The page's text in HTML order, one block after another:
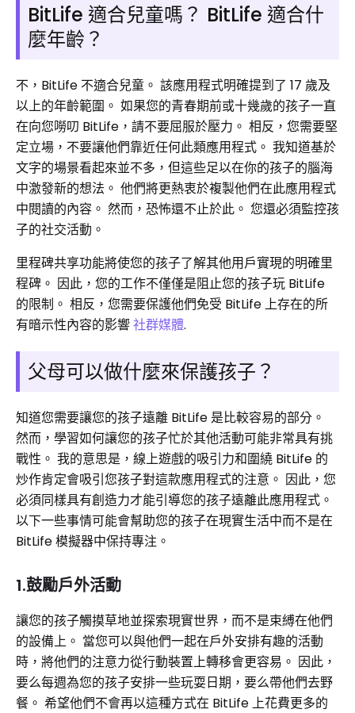
BitLife 適合兒童嗎？ BitLife 適合什
麼年齡？
不，BitLife 不適合兒童。 該應用程式明確提到了 17 歲及
以上的年齡範圍。 如果您的青春期前或十幾歲的孩子一直
在向您嘮叨 BitLife，請不要屈服於壓力。 相反，您需要堅
定立場，不要讓他們靠近任何此類應用程式。 我知道基於
文字的場景看起來並不多，但這些足以在你的孩子的腦海
中激發新的想法。 他們將更熱衷於複製他們在此應用程式
中閱讀的內容。 然而，恐怖還不止於此。 您還必須監控孩
子的社交活動。
里程碑共享功能將使您的孩子了解其他用戶實現的明確里
程碑。 因此，您的工作不僅僅是阻止您的孩子玩 BitLife
的限制。 相反，您需要保護他們免受 BitLife 上存在的所
有暗示性內容的影響社群媒體.
父母可以做什麼來保護孩子？
知道您需要讓您的孩子遠離 BitLife 是比較容易的部分。
然而，學習如何讓您的孩子忙於其他活動可能非常具有挑
戰性。 我的意思是，線上遊戲的吸引力和圍繞 BitLife 的
炒作肯定會吸引您孩子對這款應用程式的注意。 因此，您
必須同樣具有創造力才能引導您的孩子遠離此應用程式。
以下一些事情可能會幫助您的孩子在現實生活中而不是在
BitLife 模擬器中保持專注。
1.鼓勵戶外活動
讓您的孩子觸摸草地並探索現實世界，而不是束縛在他們
的設備上。 當您可以與他們一起在戶外安排有趣的活動
時，將他們的注意力從行動裝置上轉移會更容易。 因此，
要么每週為您的孩子安排一些玩耍日期，要么帶他們去野
餐。 希望他們不會再以這種方式在 BitLife 上花費更多的